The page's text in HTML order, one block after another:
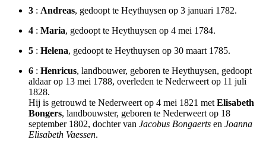
3 : Andreas, gedoopt te Heythuysen op 3 januari 1782.
4 : Maria, gedoopt te Heythuysen op 4 mei 1784.
5 : Helena, gedoopt te Heythuysen op 30 maart 1785.
6 : Henricus, landbouwer, geboren te Heythuysen, gedoopt
aldaar op 13 mei 1788, overleden te Nederweert op 11 juli
1828.
Hij is getrouwd te Nederweert op 4 mei 1821 met Elisabeth
Bongers, landbouwster, geboren te Nederweert op 18
september 1802, dochter van Jacobus Bongaerts en Joanna
Elisabeth Vaessen.